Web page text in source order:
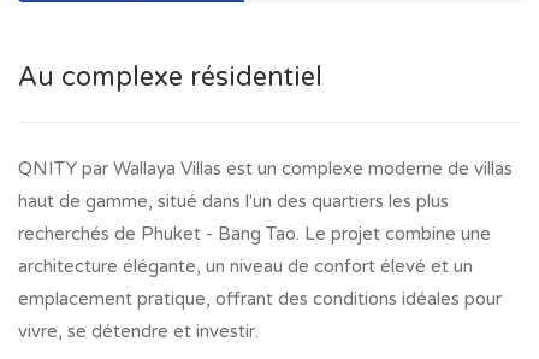
Au complexe résidentiel
QNITY par Wallaya Villas est un complexe moderne de villas
haut de gamme, situé dans l'un des quartiers les plus
recherchés de Phuket - Bang Tao. Le projet combine une
architecture élégante, un niveau de confort élevé et un
emplacement pratique, offrant des conditions idéales pour
vivre, se détendre et investir.